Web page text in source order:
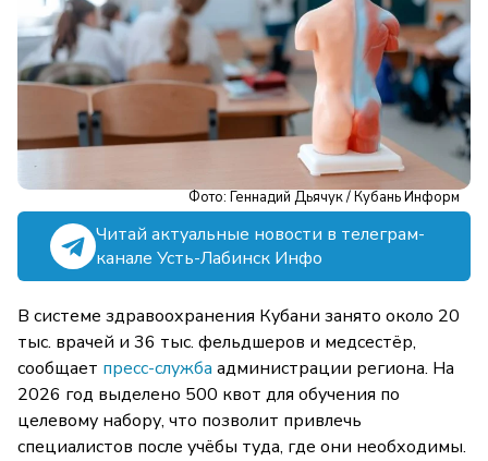
Фото: Геннадий Дьячук / Кубань Информ
Читай актуальные новости в телеграм-
канале Усть-Лабинск Инфо
В системе здравоохранения Кубани занято около 20
тыс. врачей и 36 тыс. фельдшеров и медсестёр,
сообщает пресс-служба администрации региона. На
2026 год выделено 500 квот для обучения по
целевому набору, что позволит привлечь
специалистов после учёбы туда, где они необходимы.